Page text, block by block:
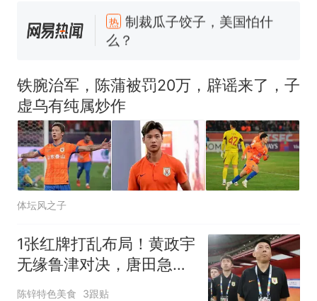
热 制裁瓜子饺子，美国怕什
么？
号，仅凭视频评出？中国烹饪
协会回应
男子上山采菌偶然发现鸡枞菌
窝，原地守1天等它长大：挖了
140多朵
美国渔民钓获鲨鱼徒手将其拽
回大海 目击者直呼震惊 （视频
来源：参考消息）
笔试第一被第二名传话劝弃考
官方通报
热 制裁瓜子饺子，美国怕什
么？
铁腕治军，陈蒲被罚20万，辟谣来了，子
虚乌有纯属炒作
体坛风之子
1张红牌打乱布局！黄政宇
无缘鲁津对决，唐田急需
重组后腰防线
陈锌特色美食 3跟贴